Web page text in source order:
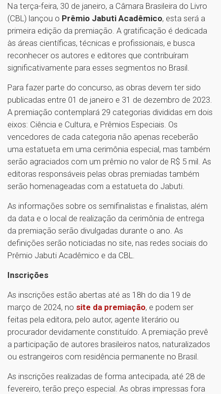
Na terça-feira, 30 de janeiro, a Câmara Brasileira do Livro
(CBL) lançou o Prêmio Jabuti Acadêmico, esta será a
primeira edição da premiação. A gratificação é dedicada
às áreas científicas, técnicas e profissionais, e busca
reconhecer os autores e editores que contribuíram
significativamente para esses segmentos no Brasil.
Para fazer parte do concurso, as obras devem ter sido
publicadas entre 01 de janeiro e 31 de dezembro de 2023.
A premiação contemplará 29 categorias divididas em dois
eixos: Ciência e Cultura, e Prêmios Especiais. Os
vencedores de cada categoria não apenas receberão
uma estatueta em uma cerimônia especial, mas também
serão agraciados com um prêmio no valor de R$ 5 mil. As
editoras responsáveis pelas obras premiadas também
serão homenageadas com a estatueta do Jabuti.
As informações sobre os semifinalistas e finalistas, além
da data e o local de realização da cerimônia de entrega
da premiação serão divulgadas durante o ano. As
definições serão noticiadas no site, nas redes sociais do
Prêmio Jabuti Acadêmico e da CBL.
Inscrições
As inscrições estão abertas até as 18h do dia 19 de
março de 2024, no site da premiação, e podem ser
feitas pela editora, pelo autor, agente literário ou
procurador devidamente constituído. A premiação prevê
a participação de autores brasileiros natos, naturalizados
ou estrangeiros com residência permanente no Brasil.
As inscrições realizadas de forma antecipada, até 28 de
fevereiro, terão preço especial. As obras impressas fora